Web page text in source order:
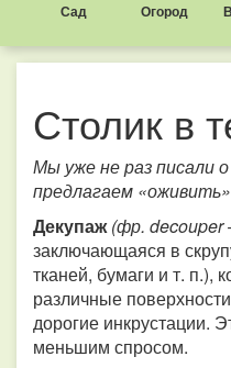
Сад Огород
Столик в
Мы уже не раз писали
предлагаем
Декупаж(фр. decouper
заключающаяся в
тканей, бумаги и т. п.),
различные
дорогие инкрустации.
меньшим спросом.